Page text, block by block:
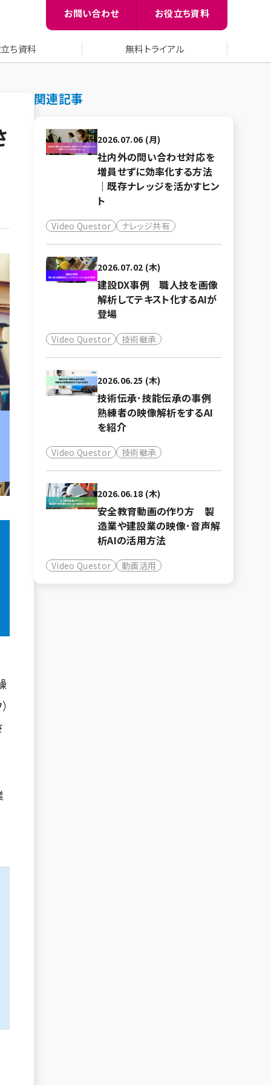
お問い合わせ お役立ち資料
ち資料 無料トライアル
関連記事
2026.07.06 (月)
社内外の問い合わせ対応を
増員せずに効率化する方法
｜既存ナレッジを活かすヒン
ト
Video Questor ナレッジ共有
2026.07.02 (木)
建設DX事例 職人技を画像
解析してテキスト化するAIが
登場
Video Questor 技術継承
2026.06.25 (木)
技術伝承･技能伝承の事例
熟練者の映像解析をするAI
を紹介
Video Questor 技術継承
2026.06.18 (木)
安全教育動画の作り方 製
造業や建設業の映像･音声解
析AIの活用方法
Video Questor 動画活用